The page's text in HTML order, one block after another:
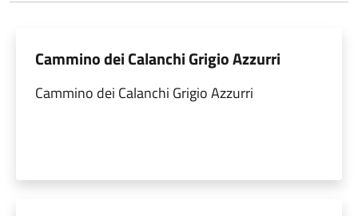
Cammino dei Calanchi Grigio Azzurri
Cammino dei Calanchi Grigio Azzurri